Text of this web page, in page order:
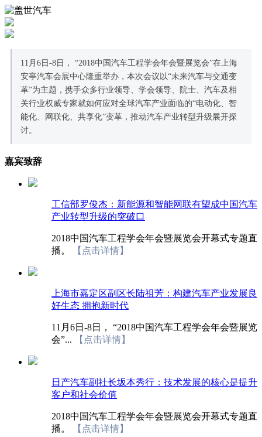
11月6日-8日， “2018中国汽车工程学会年会暨展览会”在上海
安亭汽车会展中心隆重举办，本次会议以“未来汽车与交通变
革”为主题，携手众多行业领导、学会领导、院士、汽车及相
关行业权威专家就如何应对全球汽车产业面临的“电动化、智
能化、网联化、共享化”变革，推动汽车产业转型升级展开探
讨。
嘉宾致辞
工信部罗俊杰：新能源和智能网联有望成中国汽车
产业转型升级的突破口
2018中国汽车工程学会年会暨展览会开幕式专题直
播。
【点击详情】
上海市嘉定区副区长陆祖芳：构建汽车产业发展良
好生态 拥抱新时代
11月6日-8日， “2018中国汽车工程学会年会暨展览
会”...
【点击详情】
日产汽车副社长坂本秀行：技术发展的核心是提升
客户和社会价值
2018中国汽车工程学会年会暨展览会开幕式专题直
播。
【点击详情】